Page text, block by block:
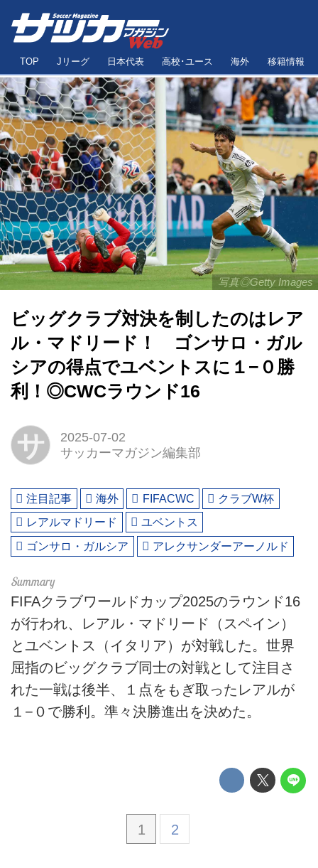
TOP Jリーグ 日本代表 高校･ユース 海外 移籍情報
写真◎Getty Images
ビッグクラブ対決を制したのはレア
ル・マドリード！ ゴンサロ・ガル
シアの得点でユベントスに１−０勝
利！◎CWCラウンド16
サ
2025-07-02
サッカーマガジン編集部
注目記事 海外 FIFACWC
クラブW杯
レアルマドリード
ユベントス
ゴンサロ・ガルシア
アレクサンダーアーノルド
FIFAクラブワールドカップ2025のラウンド16
が行われ、レアル・マドリード（スペイン）
とユベントス（イタリア）が対戦した。世界
屈指のビッグクラブ同士の対戦として注目さ
れた一戦は後半、１点をもぎ取ったレアルが
１−０で勝利。準々決勝進出を決めた。
1 2